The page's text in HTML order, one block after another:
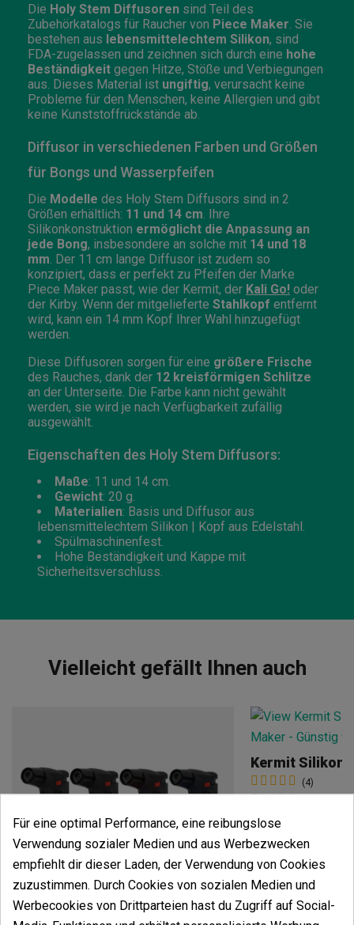
Die Holy Stem Diffusoren sind Teil des
Zubehörkatalogs für Raucher von Piece Maker . Sie
bestehen aus lebensmittelechtem Silikon, sind
FDA-zugelassen und zeichnen sich durch eine hohe
Beständigkeit gegen Hitze, Stöße und Verbiegungen
aus. Dieses Material ist ungiftig, verursacht keine
Probleme für den Menschen, keine Allergien und gibt
keine Kunststoffrückstände ab.
Diffusor in verschiedenen Farben und Größen
für Bongs und Wasserpfeifen
Die Modelle des Holy Stem Diffusors sind in 2
Größen erhältlich: 11 und 14 cm . Ihre
Silikonkonstruktion ermöglicht die Anpassung an
jede Bong, insbesondere an solche mit 14 und 18
mm . Der 11 cm lange Diffusor ist zudem so
konzipiert, dass er perfekt zu Pfeifen der Marke
Piece Maker passt, wie der Kermit, der Kali Go! oder
der Kirby. Wenn der mitgelieferte Stahlkopf entfernt
wird, kann ein 14 mm Kopf Ihrer Wahl hinzugefügt
werden.
Diese Diffusoren sorgen für eine größere Frische
des Rauches, dank der 12 kreisförmigen Schlitze
an der Unterseite. Die Farbe kann nicht gewählt
werden, sie wird je nach Verfügbarkeit zufällig
ausgewählt.
Eigenschaften des Holy Stem Diffusors:
Maße: 11 und 14 cm.
Gewicht: 20 g.
Materialien: Basis und Diffusor aus
lebensmittelechtem Silikon | Kopf aus Edelstahl.
Spülmaschinenfest.
Hohe Beständigkeit und Kappe mit
Sicherheitsverschluss.
Vielleicht gefällt Ihnen auch
Kermit Silikon-
(4)
26,62 €
33,28 €
In den
Für eine optimal Performance, eine reibungslose
Verwendung sozialer Medien und aus Werbezwecken
empfiehlt dir dieser Laden, der Verwendung von Cookies
zuzustimmen. Durch Cookies von sozialen Medien und
Werbecookies von Drittparteien hast du Zugriff auf Social-